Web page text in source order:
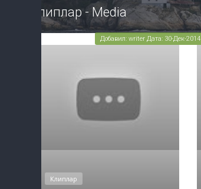
Клиплар - Media
Добавил: writer Дата: 30-Дек-2014
Клиплар